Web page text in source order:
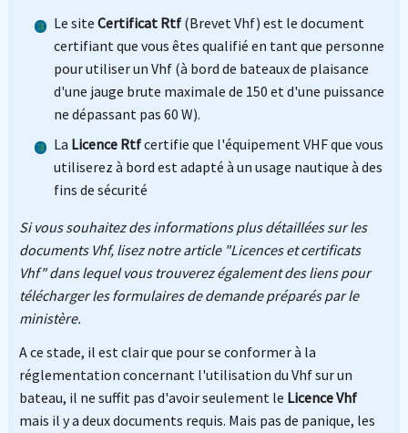
Le site Certificat Rtf(Brevet Vhf) est le document
certifiant que vous êtes qualifié en tant que personne
pour utiliser un Vhf (à bord de bateaux de plaisance
d'une jauge brute maximale de 150 et d'une puissance
ne dépassant pas 60 W).
La Licence Rtfcertifie que l'équipement VHF que vous
utiliserez à bord est adapté à un usage nautique à des
fins de sécurité
Si vous souhaitez des informations plus détaillées sur les
documents Vhf, lisez notre article "Licences et certificats
Vhf" dans lequel vous trouverez également des liens pour
télécharger les formulaires de demande préparés par le
ministère.
A ce stade, il est clair que pour se conformer à la
réglementation concernant l'utilisation du Vhf sur un
bateau, il ne suffit pas d'avoir seulement le Licence Vhf
mais il y a deux documents requis. Mais pas de panique, les